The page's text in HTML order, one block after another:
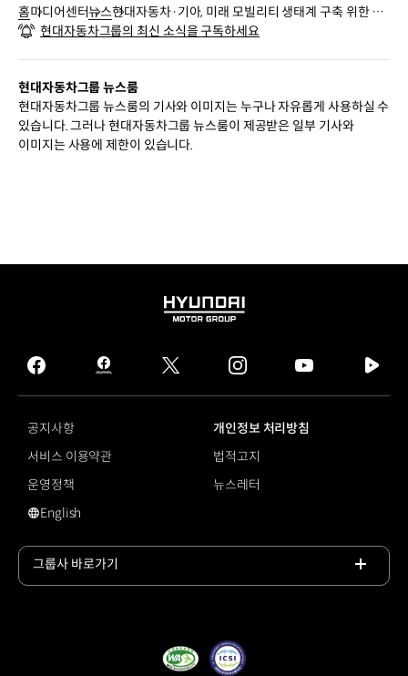
홈미디어센터뉴스현대자동차·기아, 미래 모빌리티 생태계 구축 위한 『N
UMA』 공식 출범
현대자동차그룹의 최신 소식을 구독하세요
현대자동차그룹 뉴스룸
현대자동차그룹 뉴스룸의 기사와 이미지는 누구나 자유롭게 사용하실 수
있습니다. 그러나 현대자동차그룹 뉴스룸이 제공받은 일부 기사와
이미지는 사용에 제한이 있습니다.
HYUNDAI
GROUP
facebook
hmg
journal
twitter instagram
tv
공지사항
개인정보 처리방침
서비스 이용약관
법적고지
운영정책
뉴스레터
영문 사이트로 이동
English
그룹사 바로가기